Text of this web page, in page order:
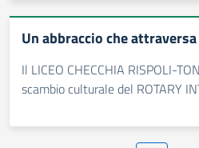
Un abbraccio che attraversa
Il LICEO CHECCHIA RISPOLI-
scambio culturale del ROTARY